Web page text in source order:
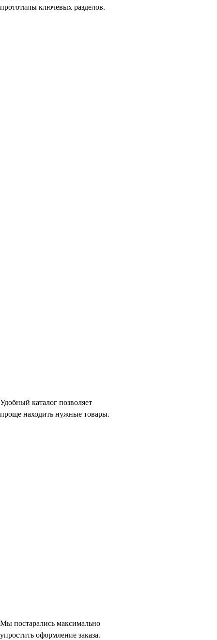
прототипы ключевых разделов.
Удобный каталог позволяет
проще находить нужные товары.
Мы постарались максимально
упростить оформление заказа.